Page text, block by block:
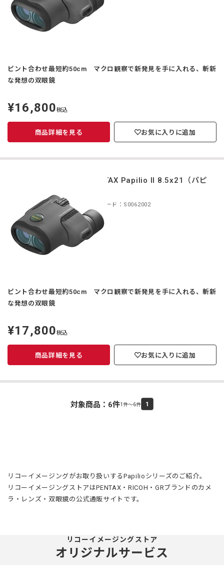
ピント合わせ最短約50cm マクロ観察で新発見を手に入れる、斬新
な発想の双眼鏡
定
価
¥16,800税込
商品詳細を見る お気に入りに追加
PENTAX Papilio II 8.5x21（パピ
商品コード：S0062002
ピント合わせ最短約50cm マクロ観察で新発見を手に入れる、斬新
な発想の双眼鏡
定
価
¥17,800税込
商品詳細を見る お気に入りに追加
対象商品： 6件1件～6件 1
リコーイメージングがお取り扱いするPapilioシリーズのご紹介。
リコーイメージングストアはPENTAX・RICOH・GRブランドのカメ
ラ・レンズ・双眼鏡の公式通販サイトです。
リコーイメージングストア
オリジナルサービス